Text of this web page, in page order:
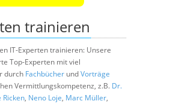
trainieren
IT-Experten trainieren: Unsere
Top-Experten mit viel
durch Fachbücher undVorträge
Vermittlungskompetenz, z.B. Dr.
Ricken, Neno Loje, Marc Müller,